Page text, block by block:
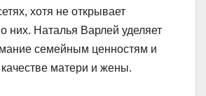
хотя не открывает
них. Наталья Варлей уделяет
семейным ценностям и
матери и жены.